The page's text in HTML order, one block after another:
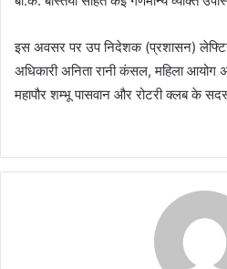
इस अवसर पर उप निदेशक (प्रशासन)
अधिकारी अनिता रानी कंसल, महिला
महापौर शम्भू पासवान और रोटरी क्लब के